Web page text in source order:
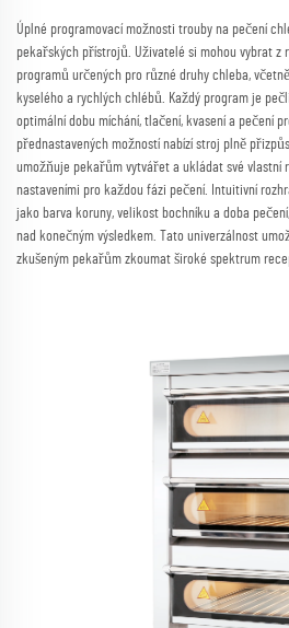
Úplné programovací možnosti trouby na pečení
pekařských přístrojů. Uživatelé si mohou vybrat z
programů určených pro různé druhy chleba,
kyselého a rychlých chlébů. Každý program je
optimální dobu míchání, tlačení, kvasení a pečení
přednastavených možností nabízí stroj plně
umožňuje pekařům vytvářet a ukládat své vlastní
nastaveními pro každou fázi pečení. Intuitivní
jako barva koruny, velikost bochníku a doba
nad konečným výsledkem. Tato univerzálnost
zkušeným pekařům zkoumat široké spektrum